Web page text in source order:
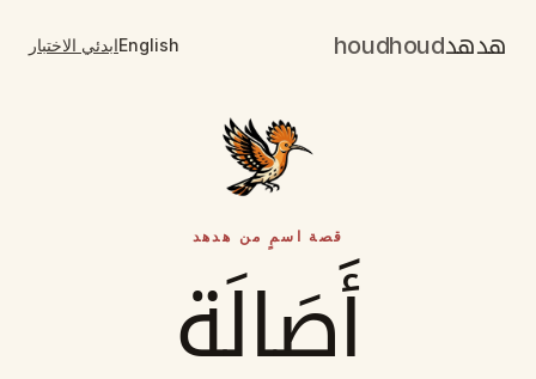
هدهدhoudhoud
Englishابدئي الاختبار
قصة اسمٍ من هدهد
أَصَالَة